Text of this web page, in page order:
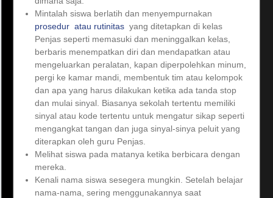
Mintalah siswa berlatih dan menyempurnakan
prosedur atau rutinitas yang ditetapkan di kelas
Penjas seperti memasuki dan meninggalkan kelas,
berbaris menempatkan diri dan mendapatkan atau
mengeluarkan peralatan, kapan diperpolehkan minum,
pergi ke kamar mandi, membentuk tim atau kelompok
dan apa yang harus dilakukan ketika ada tanda stop
dan mulai sinyal. Biasanya sekolah tertentu memiliki
sinyal atau kode tertentu untuk mengatur sikap seperti
mengangkat tangan dan juga sinyal-sinya peluit yang
diterapkan oleh guru Penjas.
Melihat siswa pada matanya ketika berbicara dengan
mereka.
Kenali nama siswa sesegera mungkin. Setelah belajar
nama-nama, sering menggunakannya saat